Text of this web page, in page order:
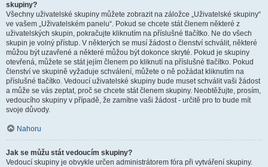
skupiny?
Všechny uživatelské skupiny můžete zobrazit na záložce „Uživatelské skupiny“
ve vašem „Uživatelském panelu“. Pokud se chcete stát členem některé z
uživatelských skupin, pokračujte kliknutím na příslušné tlačítko. Ne do všech
skupin je volný přístup. V některých se musí žádost o členství schválit, některé
můžou být uzavřené a některé můžou být dokonce skryté. Pokud je skupiny
otevřená, můžete se stát jejím členem po kliknutí na příslušné tlačítko. Pokud
členství ve skupině vyžaduje schválení, můžete o ně požádat kliknutím na
příslušné tlačítko. Vedoucí uživatelské skupiny bude muset schválit vaši žádost
a může se vás zeptat, proč se chcete stát členem skupiny. Neobtěžujte, prosím,
vedoucího skupiny v případě, že zamítne vaši žádost - určitě pro to bude mít
svoje důvody.
Nahoru
Jak se můžu stát vedoucím skupiny?
Vedoucí skupiny je obvykle určen administrátorem fóra při vytváření skupiny.